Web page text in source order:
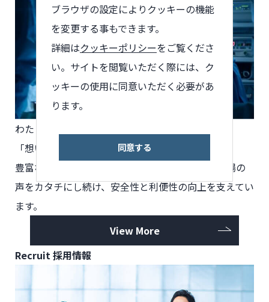
ブラウザの設定によりクッキーの機能
を変更する事もできます。
詳細はクッキーポリシーをご覧くださ
い。サイトを閲覧いただく際には、ク
ッキーの使用に同意いただく必要があ
ります。
同意する
わたしたちが製品づくりで
「想いを実現すること」です。
豊富な知識と経験、確かな技術をもとに、医療現場の
声をカタチにし続け、安全性と利便性の向上を支えてい
ます。
View More
Recruit採用情報